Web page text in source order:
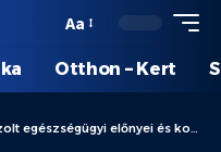
Aa
Otthon – Kert
előnyei és konyhai felhasználási tippek